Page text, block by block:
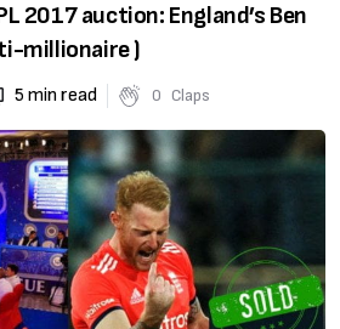
2017 auction: England’s Ben
millionaire )
5 min read 0 Claps